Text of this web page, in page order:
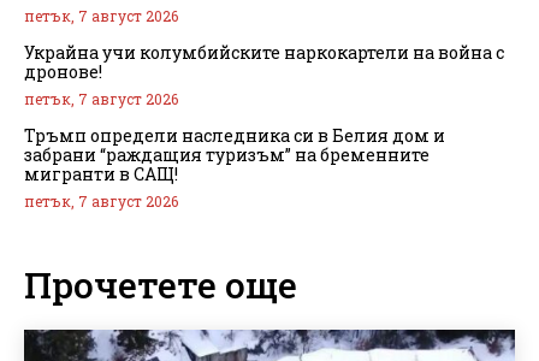
петък, 7 август 2026
Украйна учи колумбийските наркокартели на война с
дронове!
петък, 7 август 2026
Тръмп определи наследника си в Белия дом и
забрани “раждащия туризъм” на бременните
мигранти в САЩ!
петък, 7 август 2026
Прочетете още